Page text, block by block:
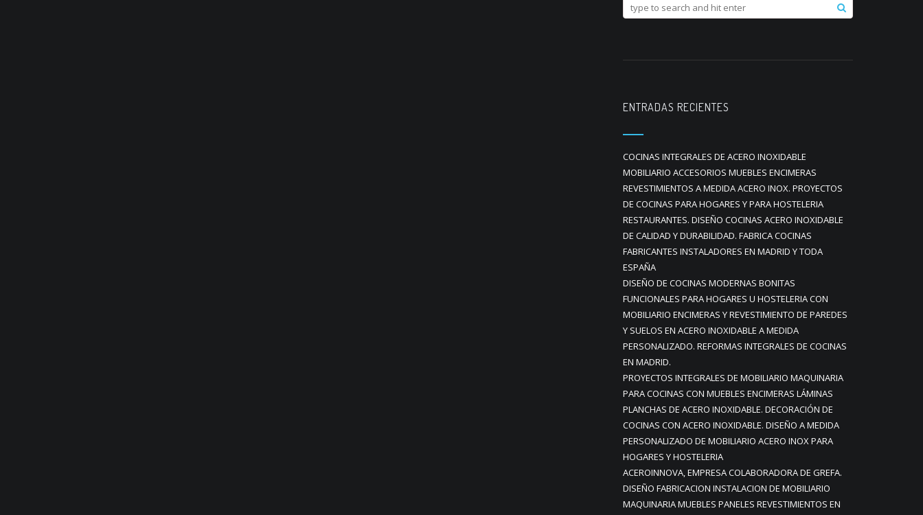
ENTRADAS RECIENTES
COCINAS INTEGRALES DE ACERO INOXIDABLE
MOBILIARIO ACCESORIOS MUEBLES ENCIMERAS
REVESTIMIENTOS A MEDIDA ACERO INOX. PROYECTOS
DE COCINAS PARA HOGARES Y PARA HOSTELERIA
RESTAURANTES. DISEÑO COCINAS ACERO INOXIDABLE
DE CALIDAD Y DURABILIDAD. FABRICA COCINAS
FABRICANTES INSTALADORES EN MADRID Y TODA
ESPAÑA
DISEÑO DE COCINAS MODERNAS BONITAS
FUNCIONALES PARA HOGARES U HOSTELERIA CON
MOBILIARIO ENCIMERAS Y REVESTIMIENTO DE PAREDES
Y SUELOS EN ACERO INOXIDABLE A MEDIDA
PERSONALIZADO. REFORMAS INTEGRALES DE COCINAS
EN MADRID.
PROYECTOS INTEGRALES DE MOBILIARIO MAQUINARIA
PARA COCINAS CON MUEBLES ENCIMERAS LÁMINAS
PLANCHAS DE ACERO INOXIDABLE. DECORACIÓN DE
COCINAS CON ACERO INOXIDABLE. DISEÑO A MEDIDA
PERSONALIZADO DE MOBILIARIO ACERO INOX PARA
HOGARES Y HOSTELERIA
ACEROINNOVA, EMPRESA COLABORADORA DE GREFA.
DISEÑO FABRICACION INSTALACION DE MOBILIARIO
MAQUINARIA MUEBLES PANELES REVESTIMIENTOS EN